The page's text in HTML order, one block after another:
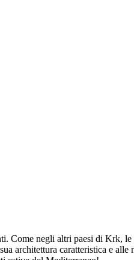
Come negli altri paesi di Krk,
architettura caratteristica e